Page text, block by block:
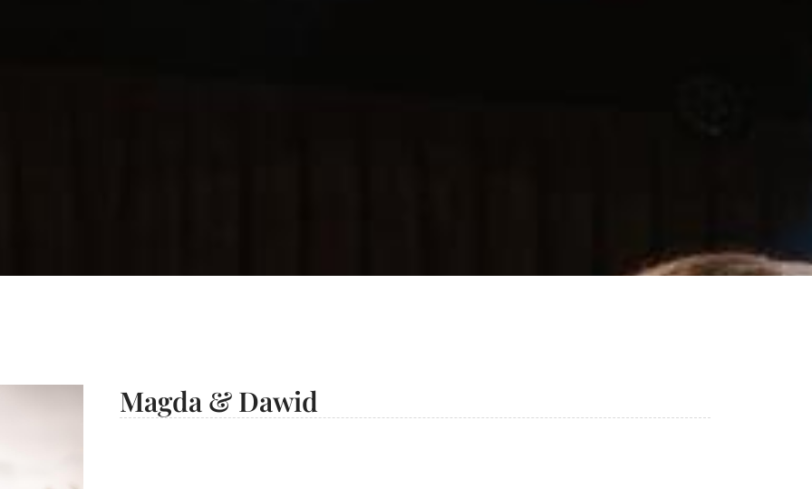
Magda & Dawid